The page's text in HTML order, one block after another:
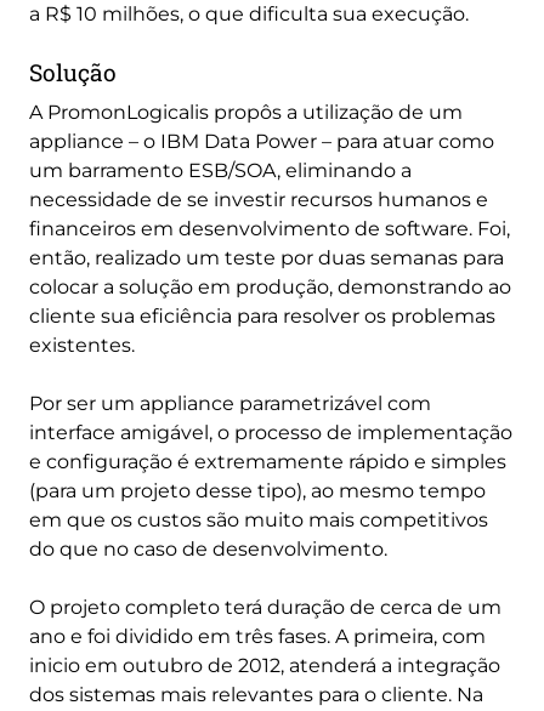
a R$ 10 milhões, o que dificulta sua execução.
Solução
A PromonLogicalis propôs a utilização de um
appliance – o IBM Data Power – para atuar como
um barramento ESB/SOA, eliminando a
necessidade de se investir recursos humanos e
financeiros em desenvolvimento de software. Foi,
então, realizado um teste por duas semanas para
colocar a solução em produção, demonstrando ao
cliente sua eficiência para resolver os problemas
existentes.
Por ser um appliance parametrizável com
interface amigável, o processo de implementação
e configuração é extremamente rápido e simples
(para um projeto desse tipo), ao mesmo tempo
em que os custos são muito mais competitivos
do que no caso de desenvolvimento.
O projeto completo terá duração de cerca de um
ano e foi dividido em três fases. A primeira, com
inicio em outubro de 2012, atenderá a integração
dos sistemas mais relevantes para o cliente. Na